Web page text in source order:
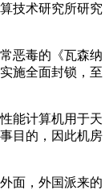
技术研究所研究
恶毒的《瓦森纳
施全面封锁，至
能计算机用于天
目的，因此机房
面，外国派来的